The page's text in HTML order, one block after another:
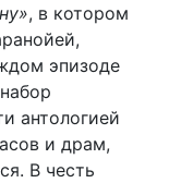
, в котором
эпизоде
антологией
и драм,
В честь